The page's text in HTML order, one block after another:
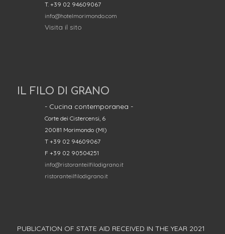
T. +39 02 94609067
info@hotelmorimondo.com
Visita il sito
IL FILO DI GRANO
- Cucina contemporanea -
Corte dei Cistercensi, 6
20081 Morimondo (MI)
T +39 02 94609067
F +39 02 90504251
info@ristoranteilfilodigrano.it
ristoranteilfilodigrano.it
PUBLICATION OF STATE AID RECEIVED IN THE YEAR 2021